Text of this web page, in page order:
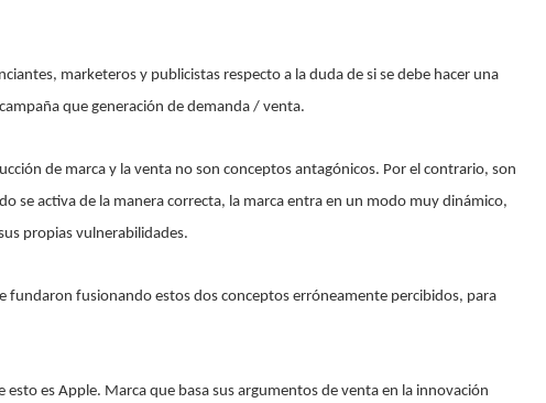
marketeros y publicistas respecto a la duda de si se debe hacer una
que generación de demanda / venta.
de marca y la venta no son conceptos antagónicos. Por el contrario, son
se activa de la manera correcta, la marca entra en un modo muy dinámico,
propias vulnerabilidades.
fundaron fusionando estos dos conceptos erróneamente percibidos, para
es Apple. Marca que basa sus argumentos de venta en la innovación